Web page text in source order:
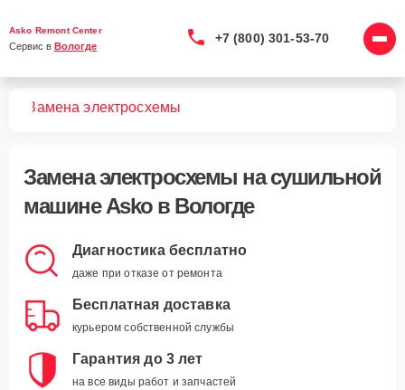
Asko Remont Center
Сервис в Вологде
+7 (800) 301-53-70
Замена электросхемы
Замена электросхемы на сушильной
машине Asko в Вологде
Диагностика бесплатно
даже при отказе от ремонта
Бесплатная доставка
курьером собственной службы
Гарантия до 3 лет
на все виды работ и запчастей